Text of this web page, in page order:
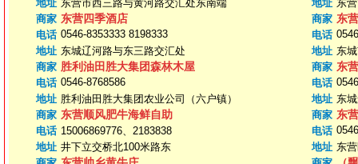
地址 东营市西三路与黄河路交汇处东南端
地址 东
商家 东营四季酒店
电话 0546-8353333 8198333
地址 东城辽河路与东三路交汇处
商家 东
电话
地址 东
商家 胜利油田胜大集团森林木屋
电话 0546-8768586
地址 胜利油田胜大集团农业公司（六户镇）
商家 东
电话
地址 东
商家 东营顺风肥牛海鲜自助
电话 15006869776、2183838
地址 井下立交桥北100米路东
商家 东
电话
地址 东